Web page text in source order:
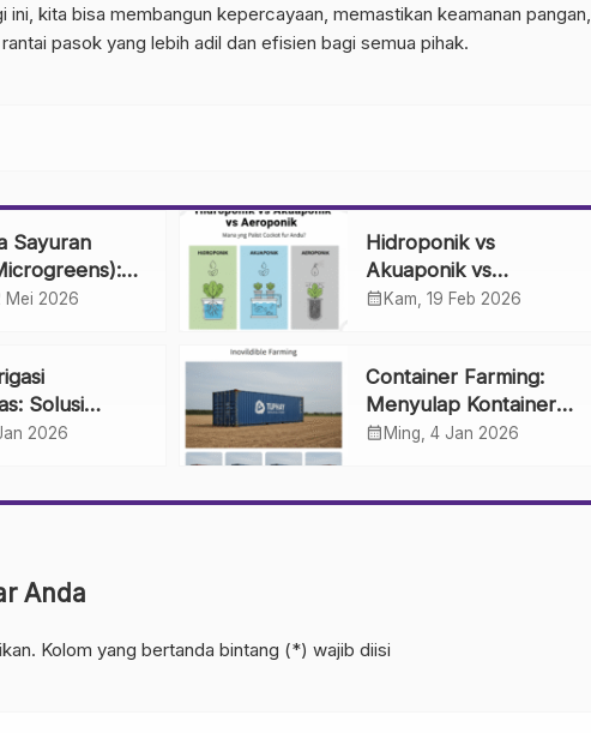
kita bisa membangun kepercayaan, memastikan keamanan pangan,
pasok yang lebih adil dan efisien bagi semua pihak.
Sayuran
Untung
Mei 2026
Hidroponik vs
Akuaponik vs
Aeroponik: Mana yang
calendar_month Kam, 19 Feb 2026
Solusi
untuk
2026
Container Farming:
Menyulap Kontainer
Bekas menjadi Kebun
calendar_month Ming, 4 Jan 2026
Anda
Kolom yang bertanda bintang (*) wajib diisi